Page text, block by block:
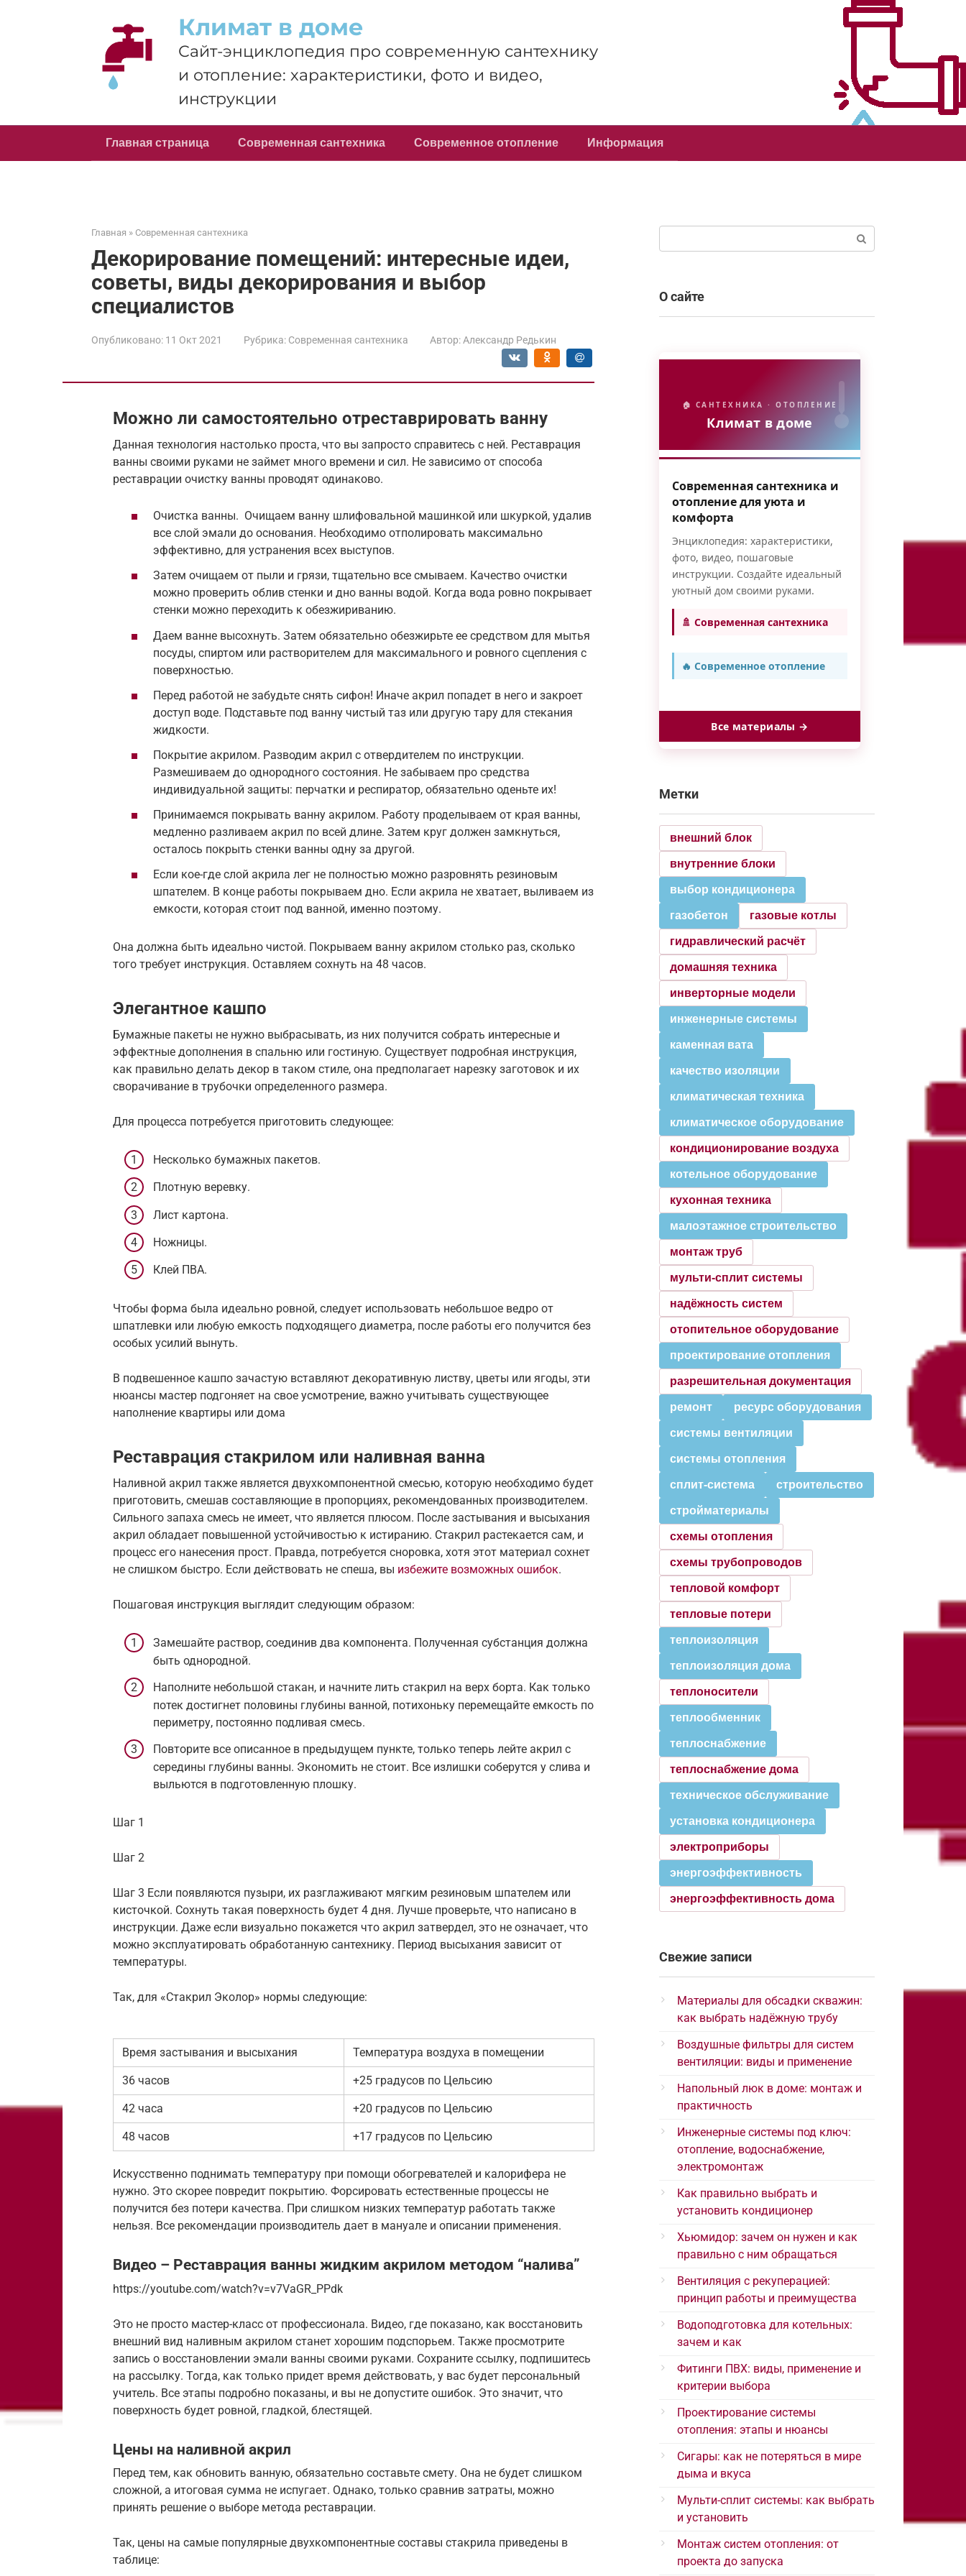
Климат в доме
Сайт-энциклопедия про современную сантехнику
и отопление: характеристики, фото и видео,
инструкции
Главная страница Современная сантехника Современное отопление Информация
Главная » Современная сантехника
Декорирование помещений: интересные идеи,
советы, виды декорирования и выбор
специалистов
Опубликовано: 11 Окт 2021 Рубрика: Современная сантехника Автор: Александр Редькин
Можно ли самостоятельно отреставрировать ванну
Данная технология настолько проста, что вы запросто справитесь с ней. Реставрация
ванны своими руками не займет много времени и сил. Не зависимо от способа
реставрации очистку ванны проводят одинаково.
Очистка ванны. Очищаем ванну шлифовальной машинкой или шкуркой, удалив
все слой эмали до основания. Необходимо отполировать максимально
эффективно, для устранения всех выступов.
Затем очищаем от пыли и грязи, тщательно все смываем. Качество очистки
можно проверить облив стенки и дно ванны водой. Когда вода ровно покрывает
стенки можно переходить к обезжириванию.
Даем ванне высохнуть. Затем обязательно обезжирьте ее средством для мытья
посуды, спиртом или растворителем для максимального и ровного сцепления с
поверхностью.
Перед работой не забудьте снять сифон! Иначе акрил попадет в него и закроет
доступ воде. Подставьте под ванну чистый таз или другую тару для стекания
жидкости.
Покрытие акрилом. Разводим акрил с отвердителем по инструкции.
Размешиваем до однородного состояния. Не забываем про средства
индивидуальной защиты: перчатки и респиратор, обязательно оденьте их!
Принимаемся покрывать ванну акрилом. Работу проделываем от края ванны,
медленно разливаем акрил по всей длине. Затем круг должен замкнуться,
осталось покрыть стенки ванны одну за другой.
Если кое-где слой акрила лег не полностью можно разровнять резиновым
шпателем. В конце работы покрываем дно. Если акрила не хватает, выливаем из
емкости, которая стоит под ванной, именно поэтому.
Она должна быть идеально чистой. Покрываем ванну акрилом столько раз, сколько
того требует инструкция. Оставляем сохнуть на 48 часов.
Элегантное кашпо
Бумажные пакеты не нужно выбрасывать, из них получится собрать интересные и
эффектные дополнения в спальню или гостиную. Существует подробная инструкция,
как правильно делать декор в таком стиле, она предполагает нарезку заготовок и их
сворачивание в трубочки определенного размера.
Для процесса потребуется приготовить следующее:
Несколько бумажных пакетов.
Плотную веревку.
Лист картона.
Ножницы.
Клей ПВА.
Чтобы форма была идеально ровной, следует использовать небольшое ведро от
шпатлевки или любую емкость подходящего диаметра, после работы его получится без
особых усилий вынуть.
В подвешенное кашпо зачастую вставляют декоративную листву, цветы или ягоды, эти
нюансы мастер подгоняет на свое усмотрение, важно учитывать существующее
наполнение квартиры или дома
Реставрация стакрилом или наливная ванна
Наливной акрил также является двухкомпонентной смесью, которую необходимо будет
приготовить, смешав составляющие в пропорциях, рекомендованных производителем.
Сильного запаха смесь не имеет, что является плюсом. После застывания и высыхания
акрил обладает повышенной устойчивостью к истиранию. Стакрил растекается сам, и
процесс его нанесения прост. Правда, потребуется сноровка, хотя этот материал сохнет
не слишком быстро. Если действовать не спеша, вы избежите возможных ошибок.
Пошаговая инструкция выглядит следующим образом:
Замешайте раствор, соединив два компонента. Полученная субстанция должна
быть однородной.
Наполните небольшой стакан, и начните лить стакрил на верх борта. Как только
потек достигнет половины глубины ванной, потихоньку перемещайте емкость по
периметру, постоянно подливая смесь.
Повторите все описанное в предыдущем пункте, только теперь лейте акрил с
середины глубины ванны. Экономить не стоит. Все излишки соберутся у слива и
выльются в подготовленную плошку.
Шаг 1
Шаг 2
Шаг 3 Если появляются пузыри, их разглаживают мягким резиновым шпателем или
кисточкой. Сохнуть такая поверхность будет 4 дня. Лучше проверьте, что написано в
инструкции. Даже если визуально покажется что акрил затвердел, это не означает, что
можно эксплуатировать обработанную сантехнику. Период высыхания зависит от
температуры.
Так, для «Стакрил Эколор» нормы следующие:
Время застывания и высыхания Температура воздуха в помещении
36 часов +25 градусов по Цельсию
42 часа +20 градусов по Цельсию
48 часов +17 градусов по Цельсию
Искусственно поднимать температуру при помощи обогревателей и калорифера не
нужно. Это скорее повредит покрытию. Форсировать естественные процессы не
получится без потери качества. При слишком низких температур работать также
нельзя. Все рекомендации производитель дает в мануале и описании применения.
Видео – Реставрация ванны жидким акрилом методом “налива”
https://youtube.com/watch?v=v7VaGR_PPdk
Это не просто мастер-класс от профессионала. Видео, где показано, как восстановить
внешний вид наливным акрилом станет хорошим подспорьем. Также просмотрите
запись о восстановлении эмали ванны своими руками. Сохраните ссылку, подпишитесь
на рассылку. Тогда, как только придет время действовать, у вас будет персональный
учитель. Все этапы подробно показаны, и вы не допустите ошибок. Это значит, что
поверхность будет ровной, гладкой, блестящей.
Цены на наливной акрил
Перед тем, как обновить ванную, обязательно составьте смету. Она не будет слишком
сложной, а итоговая сумма не испугает. Однако, только сравнив затраты, можно
принять решение о выборе метода реставрации.
Так, цены на самые популярные двухкомпонентные составы стакрила приведены в
таблице:
О сайте
🏠 САНТЕХНИКА · ОТОПЛЕНИЕ
Климат в доме
Современная сантехника и
отопление для уюта и
комфорта
Энциклопедия: характеристики,
фото, видео, пошаговые
инструкции. Создайте идеальный
уютный дом своими руками.
🚿 Современная сантехника
🔥 Современное отопление
Все материалы →
Метки
внешний блок
внутренние блоки
выбор кондиционера
газобетон газовые котлы
гидравлический расчёт
домашняя техника
инверторные модели
инженерные системы
каменная вата
качество изоляции
климатическая техника
климатическое оборудование
кондиционирование воздуха
котельное оборудование
кухонная техника
малоэтажное строительство
монтаж труб
мульти-сплит системы
надёжность систем
отопительное оборудование
проектирование отопления
разрешительная документация
ремонт ресурс оборудования
системы вентиляции
системы отопления
сплит-система строительство
стройматериалы
схемы отопления
схемы трубопроводов
тепловой комфорт
тепловые потери
теплоизоляция
теплоизоляция дома
теплоносители
теплообменник
теплоснабжение
теплоснабжение дома
техническое обслуживание
установка кондиционера
электроприборы
энергоэффективность
энергоэффективность дома
Свежие записи
Материалы для обсадки скважин:
как выбрать надёжную трубу
Воздушные фильтры для систем
вентиляции: виды и применение
Напольный люк в доме: монтаж и
практичность
Инженерные системы под ключ:
отопление, водоснабжение,
электромонтаж
Как правильно выбрать и
установить кондиционер
Хьюмидор: зачем он нужен и как
правильно с ним обращаться
Вентиляция с рекуперацией:
принцип работы и преимущества
Водоподготовка для котельных:
зачем и как
Фитинги ПВХ: виды, применение и
критерии выбора
Проектирование системы
отопления: этапы и нюансы
Сигары: как не потеряться в мире
дыма и вкуса
Мульти-сплит системы: как выбрать
и установить
Монтаж систем отопления: от
проекта до запуска